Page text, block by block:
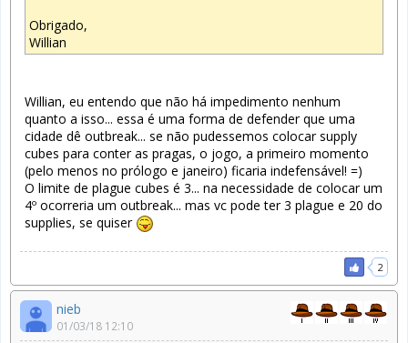
Obrigado,
Willian
Willian, eu entendo que não há impedimento nenhum
quanto a isso... essa é uma forma de defender que uma
cidade dê outbreak... se não pudessemos colocar supply
cubes para conter as pragas, o jogo, a primeiro momento
(pelo menos no prólogo e janeiro) ficaria indefensável! =)
O limite de plague cubes é 3... na necessidade de colocar um
4º ocorreria um outbreak... mas vc pode ter 3 plague e 20 do
supplies, se quiser
2
nieb
01/03/18 12:10